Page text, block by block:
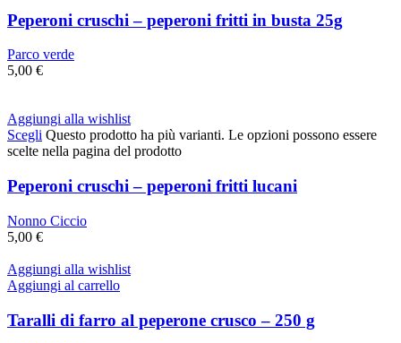
Peperoni cruschi – peperoni fritti in busta 25g
Parco verde
5,00 €
Aggiungi alla wishlist
Scegli Questo prodotto ha più varianti. Le opzioni possono essere
scelte nella pagina del prodotto
Peperoni cruschi – peperoni fritti lucani
Nonno Ciccio
5,00 €
Aggiungi alla wishlist
Aggiungi al carrello
Taralli di farro al peperone crusco – 250 g